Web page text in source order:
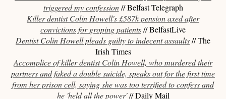
triggered my confession// Belfast Telegraph
Killer dentist Colin Howell's £587k pension axed after
convictions for groping patients// BelfastLive
Dentist Colin Howell pleads guilty to indecent assaults// The
Irish Times
Accomplice of killer dentist Colin Howell, who murdered their
partners and faked a double suicide, speaks out for the first time
from her prison cell, saying she was too terrified to confess and
he 'held all the power'// Daily Mail
социальные сети связаться с нами
Связаться с ведущими: